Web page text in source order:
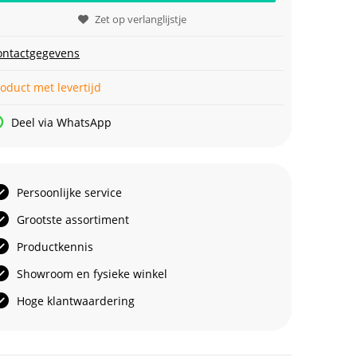
Zet op verlanglijstje
met levertijd
Deel via WhatsApp
Persoonlijke service
Grootste assortiment
Productkennis
Showroom en fysieke winkel
Hoge klantwaardering